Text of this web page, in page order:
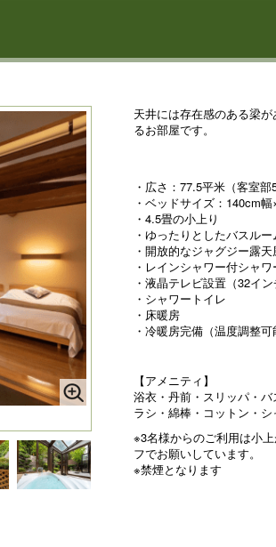
天井には存在感のある梁
るお部屋です。
・広さ：77.5平米（客室部
・ベッドサイズ：140cm幅
・4.5畳の小上り
・ゆったりとしたバスルー
・開放的なジャグジー露天
・レインシャワー付シャ
・液晶テレビ設置（32イ
・シャワートイレ
・床暖房
・冷暖房完備（温度調整可
【アメニティ】
浴衣・丹前・スリッパ・
ラシ・綿棒・コットン・
※3名様からのご利用は小
フでお願いしています。
※禁煙となります